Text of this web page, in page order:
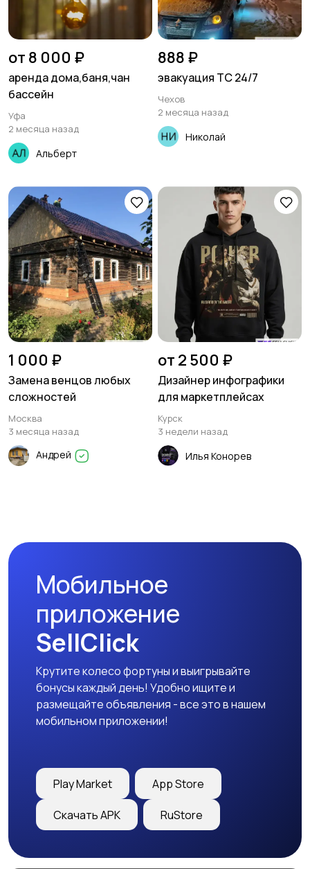
от 8 000 ₽
аренда дома,баня,чан
бассейн
Уфа
2 месяца назад
Альберт
888 ₽
эвакуация ТС 24/7
Чехов
2 месяца назад
Николай
1 000 ₽
Замена венцов любых
сложностей
Москва
3 месяца назад
Андрей
от 2 500 ₽
Дизайнер инфографики
для маркетплейсах
Курск
3 недели назад
Илья Конорев
Мобильное
приложение
SellClick
Крутите колесо фортуны и выигрывайте
бонусы каждый день! Удобно ищите и
размещайте объявления - все это в нашем
мобильном приложении!
Play Market App Store
Скачать APK RuStore